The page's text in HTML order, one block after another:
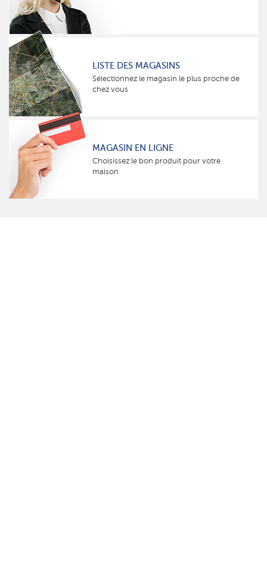
LISTE DES MAGASINS
Sélectionnez le magasin le plus proche de
chez vous
MAGASIN EN LIGNE
Choisissez le bon produit pour votre
maison